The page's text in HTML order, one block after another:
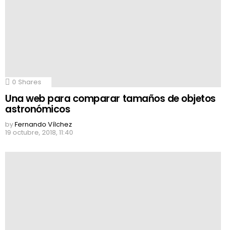
0 Shares
Una web para comparar tamaños de objetos
astronómicos
byFernando Vílchez
19 octubre, 2018, 11:40